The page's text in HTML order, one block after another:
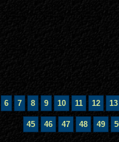
6 7 8 9 10 11 12 13
45 46 47 48 49